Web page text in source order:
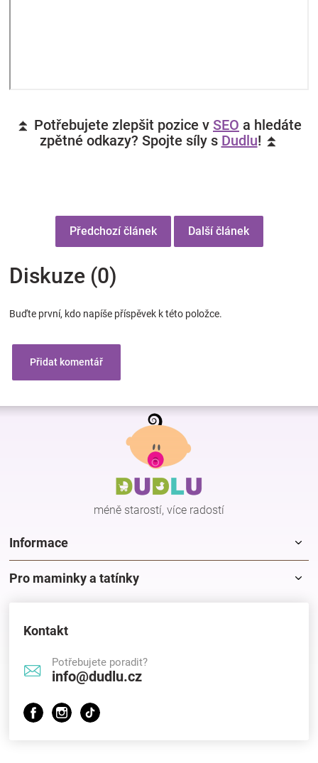
⏫ Potřebujete zlepšit pozice v SEO a hledáte
zpětné odkazy? Spojte síly s Dudlu! ⏫
Předchozí článek Další článek
Diskuze (0)
Buďte první, kdo napíše příspěvek k této položce.
Přidat komentář
Z
méně starostí, více radostí
Informace
Pro maminky a tatínky
Kontakt
Potřebujete poradit?
info@dudlu.cz